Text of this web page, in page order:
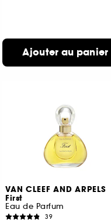
Ajouter au panier
VAN CLEEF AND ARPELS
First
Eau de Parfum
39